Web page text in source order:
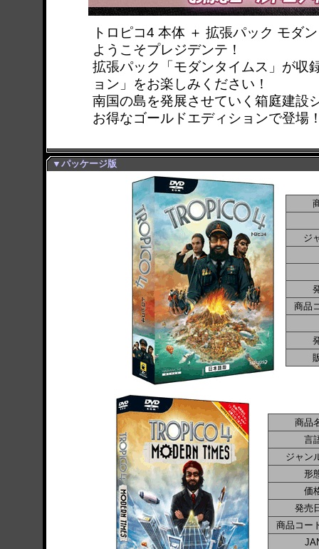
トロピコ4 本体 ＋ 拡張パック モダ
ようこそプレジデンテ！
拡張パック「モダンタイムス」が収
ョン」をお楽しみください！
南国の島を発展させていく箱庭建設
お得なゴールドエディションで登場
▼パッケージ版
ジ
商品
商品
言
ジャン
形
価
発売
商品コー